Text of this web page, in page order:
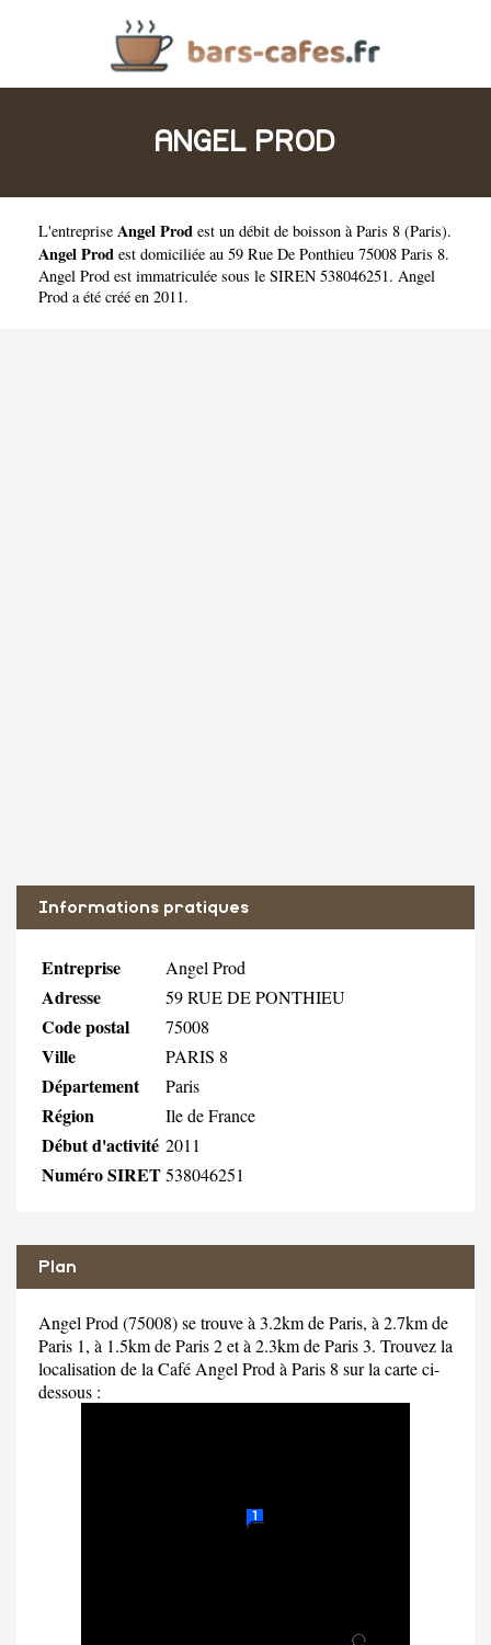
ANGEL PROD
L'entreprise Angel Prod est un débit de boisson à Paris 8 (Paris).
Angel Prod est domiciliée au 59 Rue De Ponthieu 75008 Paris 8.
Angel Prod est immatriculée sous le SIREN 538046251. Angel
Prod a été créé en 2011.
Informations pratiques
Entreprise Angel Prod
Adresse 59 RUE DE PONTHIEU
Code postal 75008
Ville PARIS 8
Département Paris
Région Ile de France
Début d'activité 2011
Numéro SIRET538046251
Plan
Angel Prod (75008) se trouve à 3.2km de Paris, à 2.7km de
Paris 1, à 1.5km de Paris 2 et à 2.3km de Paris 3. Trouvez la
localisation de la Café Angel Prod à Paris 8 sur la carte ci-
dessous :